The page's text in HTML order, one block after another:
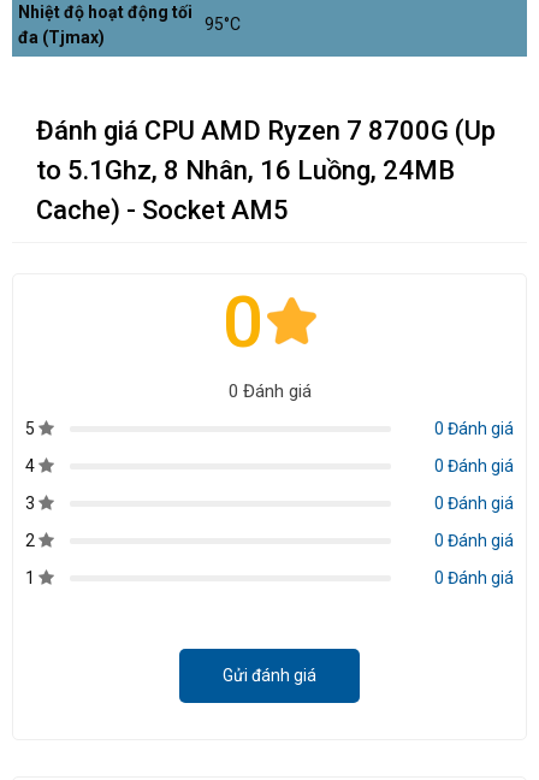
Nhiệt độ hoạt động tối
đa (Tjmax)
95°C
Đánh giá CPU AMD Ryzen 7 8700G (Up
to 5.1Ghz, 8 Nhân, 16 Luồng, 24MB
Cache) - Socket AM5
0
0 Đánh giá
5
0 Đánh giá
4
0 Đánh giá
3
0 Đánh giá
2
0 Đánh giá
1
0 Đánh giá
Gửi đánh giá